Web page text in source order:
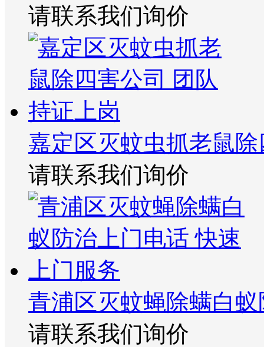
请联系我们询价
嘉定区灭蚊虫抓老鼠
请联系我们询价
青浦区灭蚊蝇除螨白
请联系我们询价